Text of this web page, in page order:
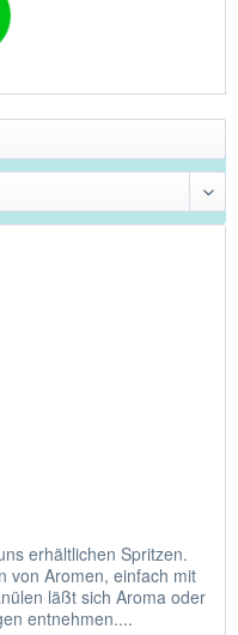
erhältlichen Spritzen.
von Aromen, einfach mit
läßt sich Aroma oder
entnehmen....